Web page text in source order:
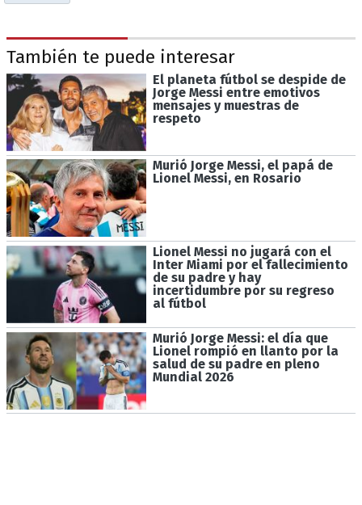
También te puede interesar
El planeta fútbol se despide de
Jorge Messi entre emotivos
mensajes y muestras de
respeto
Murió Jorge Messi, el papá de
Lionel Messi, en Rosario
Lionel Messi no jugará con el
Inter Miami por el fallecimiento
de su padre y hay
incertidumbre por su regreso
al fútbol
Murió Jorge Messi: el día que
Lionel rompió en llanto por la
salud de su padre en pleno
Mundial 2026